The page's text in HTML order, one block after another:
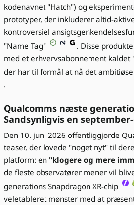
kodenavnet "Hatch") og
prototyper, der inkluderer altid-
kontroversiel
"Name Tag"
. Disse
med et erhvervsabonnement kaldet
der har til formål at nå det
.
Qualcomms næste
Sandsynligvis en
Den 10. juni 2026 offentliggjorde
teaser, der lovede "noget nyt" til
platform: en "klogere og mere
de fleste observatører mener vil
generations Snapdragon XR-chip
veletableret mønster med at